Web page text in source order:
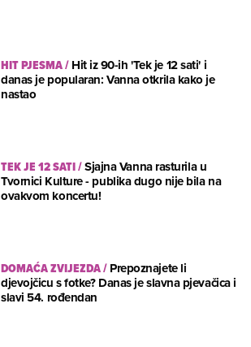
HIT PJESMA/Hit iz 90-ih 'Tek je 12 sati' i
danas je popularan: Vanna otkrila kako je
nastao
TEK JE 12 SATI/Sjajna Vanna rasturila u
Tvornici Kulture - publika dugo nije bila na
ovakvom koncertu!
DOMAĆA ZVIJEZDA/Prepoznajete li
djevojčicu s fotke? Danas je slavna pjevačica i
slavi 54. rođendan